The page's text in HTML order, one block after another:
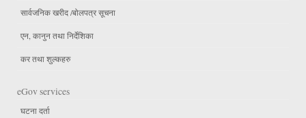
सार्वजनिक खरीद /बोलपत्र सूचना
एन, कानुन तथा निर्देशिका
कर तथा शुल्कहरु
eGov services
घटना दर्ता